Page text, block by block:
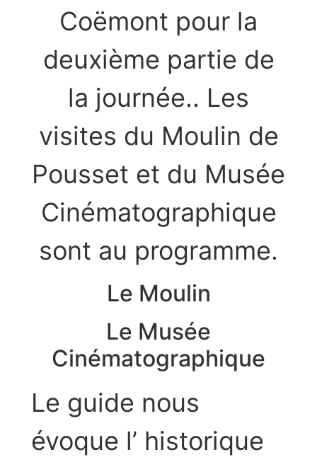
Coëmont pour la
deuxième partie de
la journée.. Les
visites du Moulin de
Pousset et du Musée
Cinématographique
sont au programme.
Le Moulin
Le Musée
Cinématographique
Le guide nous
évoque l’ historique